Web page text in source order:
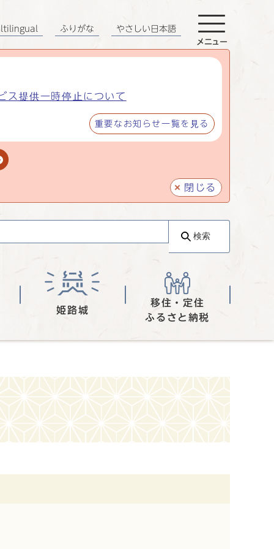
ス提供一時停止について
重要なお知らせ一覧を見る
閉じる
ふりがな やさしい日本語
メニュー
検索
姫路城
移住・定住
ふるさと納税